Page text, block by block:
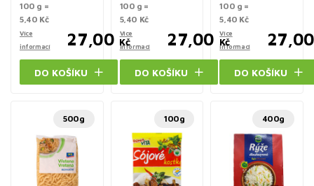
100 g =
5,40 Kč
Více
informací
27,00 Kč
DO KOŠÍKU
100 g =
5,40 Kč
Více
informací
27,00 Kč
DO KOŠÍKU
100 g =
5,40 Kč
Více
informací
27,00
DO KOŠÍKU
500g 100g 400g